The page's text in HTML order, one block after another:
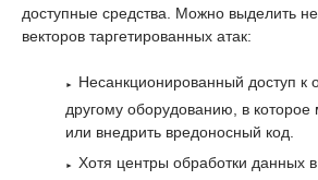
доступные средства. Можно выделить
векторов таргетированных атак:
Несанкционированный доступ к
другому оборудованию, в которое
или внедрить вредоносный код.
Хотя центры обработки данных